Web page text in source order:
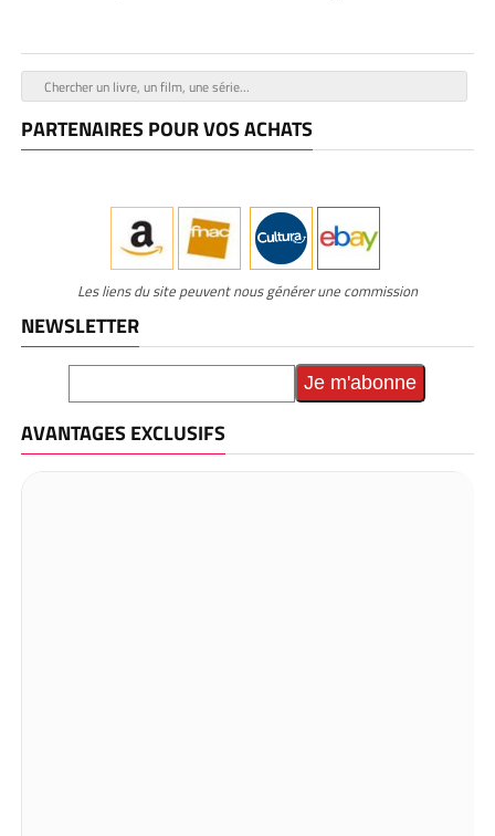
PARTENAIRES POUR VOS ACHATS
Les liens du site peuvent nous générer une commission
NEWSLETTER
AVANTAGES EXCLUSIFS